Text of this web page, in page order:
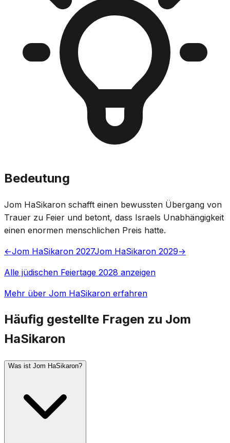
Bedeutung
Jom HaSikaron schafft einen bewussten Übergang von
Trauer zu Feier und betont, dass Israels Unabhängigkeit
einen enormen menschlichen Preis hatte.
←Jom HaSikaron 2027Jom HaSikaron 2029→
Alle jüdischen Feiertage 2028 anzeigen
Mehr über Jom HaSikaron erfahren
Häufig gestellte Fragen zu Jom
HaSikaron
Was ist Jom HaSikaron?